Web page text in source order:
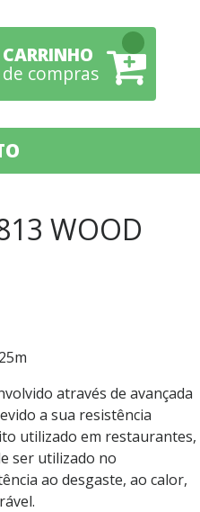
CARRINHO
de compras
WOOD
através de avançada
a sua resistência
utilizado em restaurantes,
ser utilizado no
ao desgaste, ao calor,